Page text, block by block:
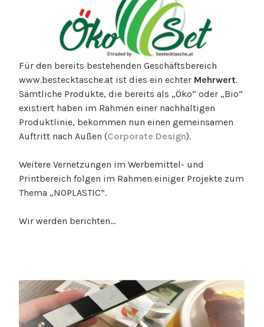
Für den bereits bestehenden Geschäftsbereich
www.bestecktasche.at ist dies ein echter Mehrwert.
Sämtliche Produkte, die bereits als „Öko“ oder „Bio“
existiert haben im Rahmen einer nachhaltigen
Produktlinie, bekommen nun einen gemeinsamen
Auftritt nach Außen (Corporate Design).
Weitere Vernetzungen im Werbemittel- und
Printbereich folgen im Rahmen einiger Projekte zum
Thema „NOPLASTIC“.
Wir werden berichten…
r
s